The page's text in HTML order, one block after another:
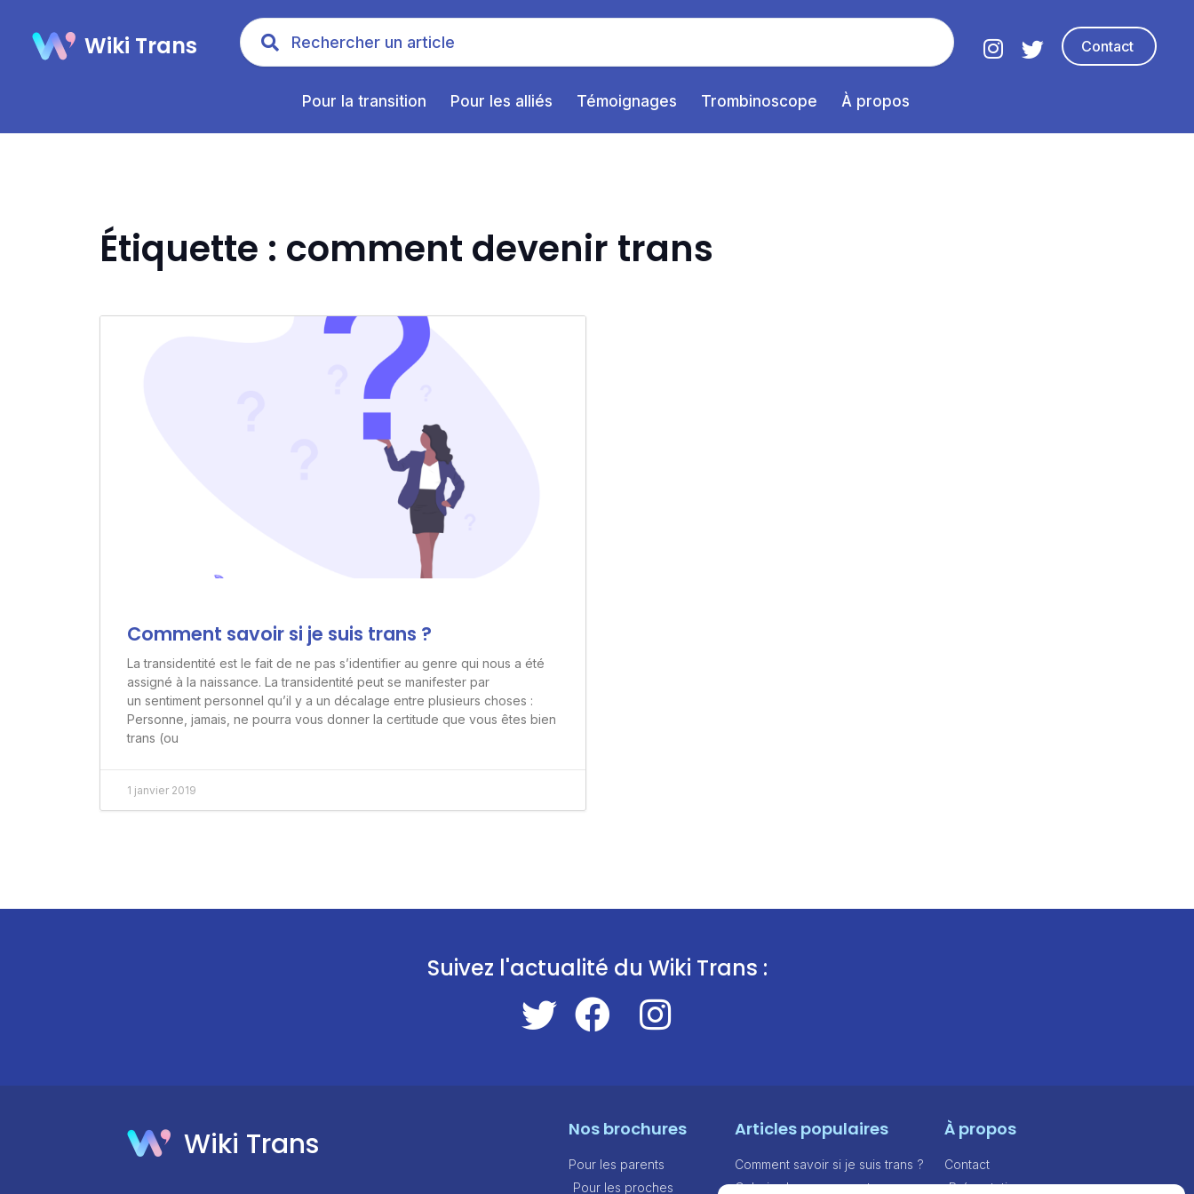
Wiki Trans Contact
Pour la transition Pour les alliés Témoignages Trombinoscope À propos
Étiquette : comment devenir trans
Comment savoir si je suis trans ?
La transidentité est le fait de ne pas s’identifier au genre qui nous a été
assigné à la naissance. La transidentité peut se manifester par
un sentiment personnel qu’il y a un décalage entre plusieurs choses :
Personne, jamais, ne pourra vous donner la certitude que vous êtes bien
trans (ou
1 janvier 2019
Suivez l'actualité du Wiki Trans :
Wiki Trans Nos brochures
Pour les parents
Pour les proches
Articles populaires
Comment savoir si je suis trans ?
Galerie de personnes trans
À propos
Contact
Présentation